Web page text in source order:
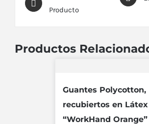
Producto
Productos
Guantes Polycotton,
recubiertos en Látex
“WorkHand Orange”